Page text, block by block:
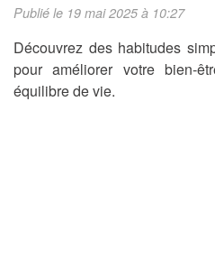
Publié le 19 mai 2025 à 10:27
Découvrez des habitudes
pour améliorer votre bien-
équilibre de vie.